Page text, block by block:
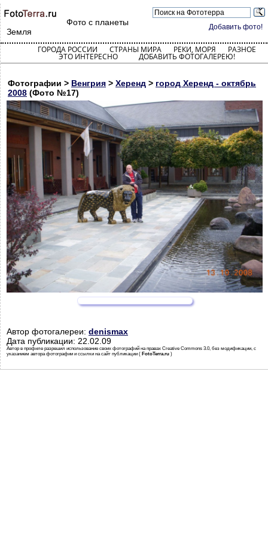
Добавить фото!
Фото с планеты
Земля
ГОРОДА РОССИИ СТРАНЫ МИРА РЕКИ, МОРЯ РАЗНОЕ
ЭТО ИНТЕРЕСНО ДОБАВИТЬ ФОТОГАЛЕРЕЮ!
Фотографии > Венгрия > Херенд > город Херенд - октябрь
2008 (Фото №17)
Автор фотогалереи: denismax
Дата публикации: 22.02.09
Автор в профиле разрешил использование своих фотографий на правах Creative Commons 3.0, без модификации, с
указанием автора фотографии и ссылки на сайт публикации ( FotoTerra.ru )